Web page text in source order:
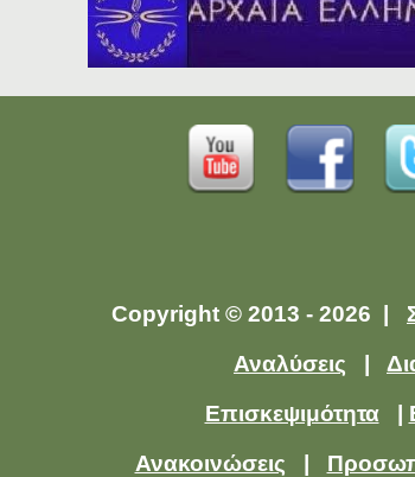
Copyright © 2013 - 2026 |
Αναλύσεις
Επισκεψιμότητα|
Ανακοινώσεις